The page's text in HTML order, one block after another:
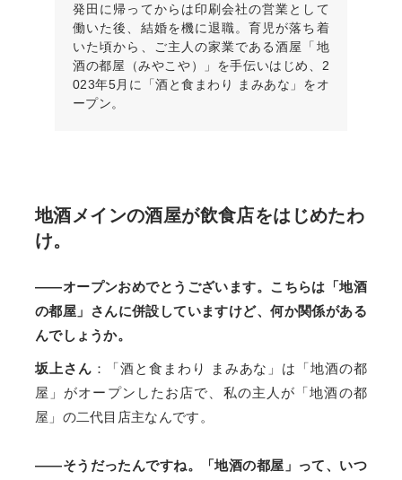
発田に帰ってからは印刷会社の営業として
働いた後、結婚を機に退職。育児が落ち着
いた頃から、ご主人の家業である酒屋「地
酒の都屋（みやこや）」を手伝いはじめ、2
023年5月に「酒と食まわり まみあな」をオ
ープン。
地酒メインの酒屋が飲食店をはじめたわ
け。
——オープンおめでとうございます。こちらは「地酒
の都屋」さんに併設していますけど、何か関係がある
んでしょうか。
坂上さん ：「酒と食まわり まみあな」は「地酒の都
屋」がオープンしたお店で、私の主人が「地酒の都
屋」の二代目店主なんです。
——そうだったんですね。「地酒の都屋」って、いつ